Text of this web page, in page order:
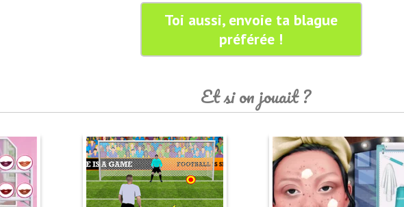
Toi aussi, envoie ta blague
préférée !
Et si on jouait ?